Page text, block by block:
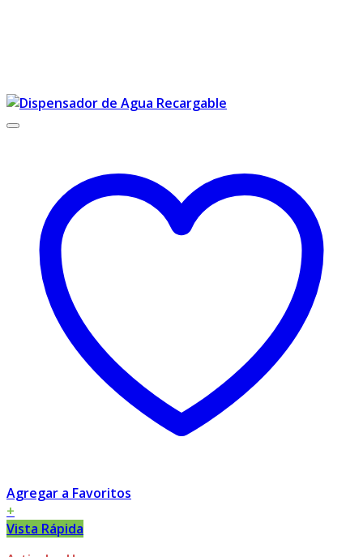
Agregar a Favoritos
+
Vista Rápida